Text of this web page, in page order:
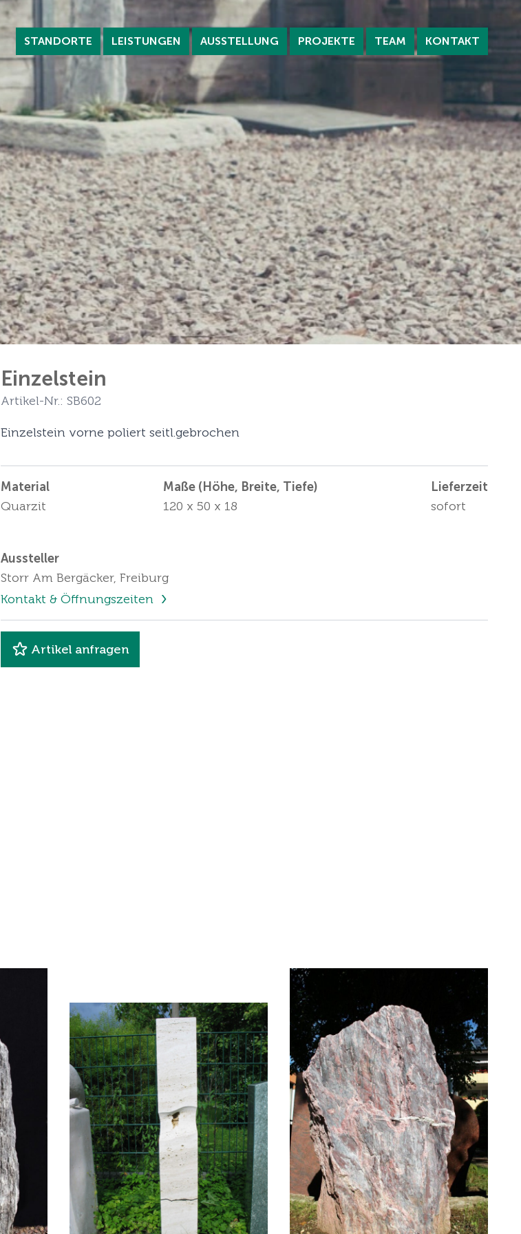
STANDORTE LEISTUNGEN AUSSTELLUNG PROJEKTE TEAM KONTAKT
Einzelstein
Artikel-Nr.: SB602
Einzelstein vorne poliert seitl.gebrochen
Material
Quarzit
Maße (Höhe, Breite, Tiefe)
120 x 50 x 18
Lieferzeit
sofort
Aussteller
Storr Am Bergäcker, Freiburg
Kontakt & Öffnungszeiten
Artikel anfragen